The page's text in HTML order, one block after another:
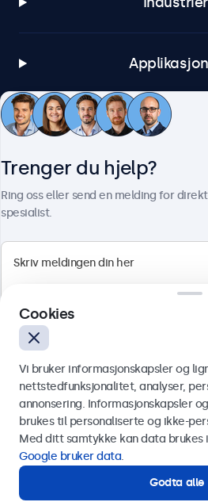
Norsk
Trenger du hjelp?
Ring oss eller send en melding for
spesialist.
Send
Eller ring oss på
Cookies
Vi bruker informasjonskapsler og
nettstedfunksjonalitet, analyser,
annonsering. Informasjonskapsler
brukes til personaliserte og ikke-
Med ditt samtykke kan data brukes
Google bruker data.
Godta alle